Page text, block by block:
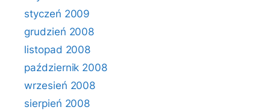
styczeń 2009
grudzień 2008
listopad 2008
październik 2008
wrzesień 2008
sierpień 2008